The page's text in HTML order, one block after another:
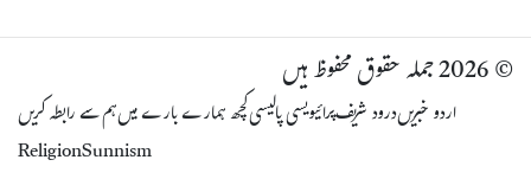
© 2026 جملہ حقوق محفوظ ہیں
اردو خبریںدرود شریفپرائیویسی پالیسیکچھ ہمارے بارے میںہم سے رابطہ کریں
Sunnism
Religion